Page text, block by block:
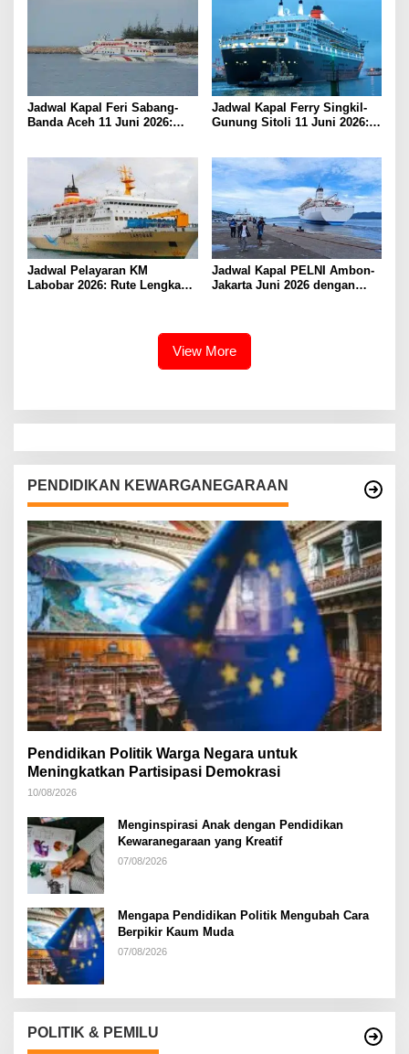
Jadwal Kapal Feri Sabang-
Banda Aceh 11 Juni 2026:
Jadwal Kapal Ferry Singkil-
Gunung Sitoli 11 Juni 2026:
Jadwal Pelayaran KM
Labobar 2026: Rute Lengkap
Jadwal Kapal PELNI Ambon-
Jakarta Juni 2026 dengan
View More
PENDIDIKAN KEWARGANEGARAAN
Pendidikan Politik Warga Negara untuk
Meningkatkan Partisipasi Demokrasi
10/08/2026
Menginspirasi Anak dengan Pendidikan
Kewaranegaraan yang Kreatif
07/08/2026
Mengapa Pendidikan Politik Mengubah Cara
Berpikir Kaum Muda
07/08/2026
POLITIK & PEMILU